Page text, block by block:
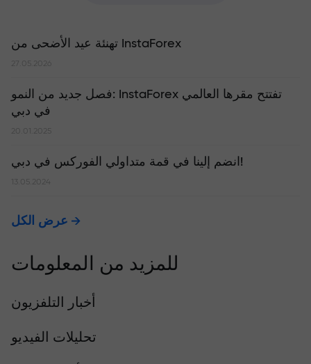
تهنئة عيد الأضحى من InstaForex
27.05.2026
​فصل جديد من النمو: InstaForex تفتتح مقرها العالمي
في دبي
20.01.2025
انضم إلينا في قمة متداولي الفوركس في دبي!
13.05.2024
عرض الكل
للمزيد من المعلومات
أخبار التلفزيون
تحليلات الفيديو